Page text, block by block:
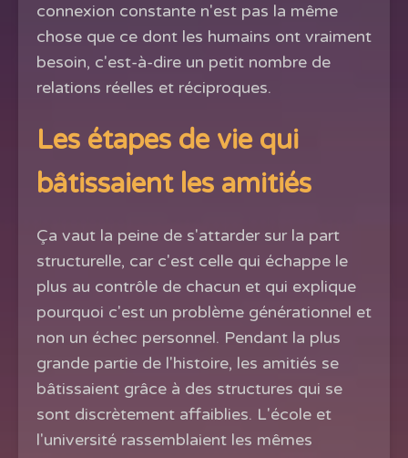
connexion constante n'est pas la même
chose que ce dont les humains ont vraiment
besoin, c'est-à-dire un petit nombre de
relations réelles et réciproques.
Les étapes de vie qui
bâtissaient les amitiés
Ça vaut la peine de s'attarder sur la part
structurelle, car c'est celle qui échappe le
plus au contrôle de chacun et qui explique
pourquoi c'est un problème générationnel et
non un échec personnel. Pendant la plus
grande partie de l'histoire, les amitiés se
bâtissaient grâce à des structures qui se
sont discrètement affaiblies. L'école et
l'université rassemblaient les mêmes